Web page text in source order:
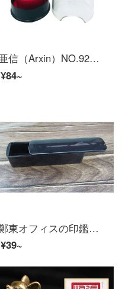
亜信（Arxin）NO.92精製豪華印鑑ケース付印鑑ケース直径42 mm/50 mm
¥84~
鄭東オフィスの印鑑の名前の印鑑箱の人の名前の印鑑の箱の有機的なガラスの印鑑の包装の箱の黒色は印鑑の20 X 200 X 70 MMを詰めることができます。
¥39~